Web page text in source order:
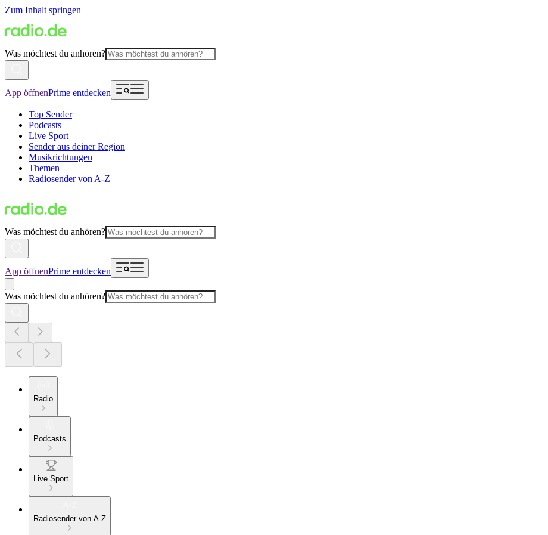
Zum Inhalt springen
Was möchtest du anhören?
App öffnenPrime entdecken
Top Sender
Podcasts
Live Sport
Sender aus deiner Region
Musikrichtungen
Themen
Radiosender von A-Z
Was möchtest du anhören?
App öffnenPrime entdecken
Was möchtest du anhören?
Radio
Podcasts
Live Sport
Radiosender von A-Z